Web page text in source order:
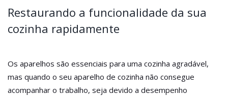
Restaurando a funcionalidade da sua
cozinha rapidamente
Os aparelhos são essenciais para uma cozinha agradável,
mas quando o seu aparelho de cozinha não consegue
acompanhar o trabalho, seja devido a desempenho